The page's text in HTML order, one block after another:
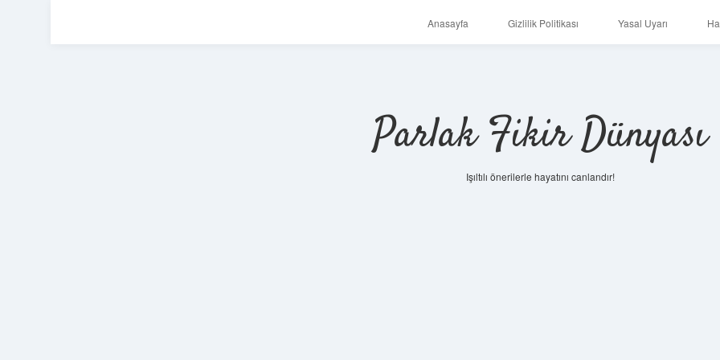
Anasayfa Gizlilik Politikası Yasal Uyarı
Parlak Fikir Dünyası
Işıltılı önerilerle hayatını canlandır!